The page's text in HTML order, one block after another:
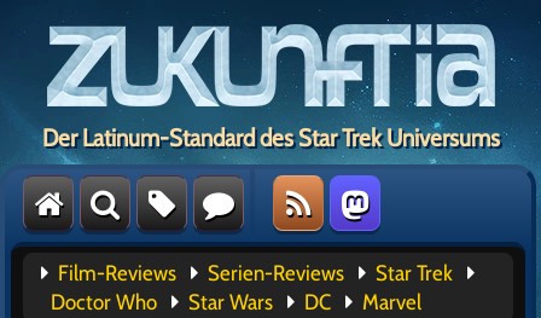
Der Latinum-Standard des Star Trek Universums
Film-Reviews Serien-Reviews
Star Trek
Doctor Who
Star Wars DC Marvel